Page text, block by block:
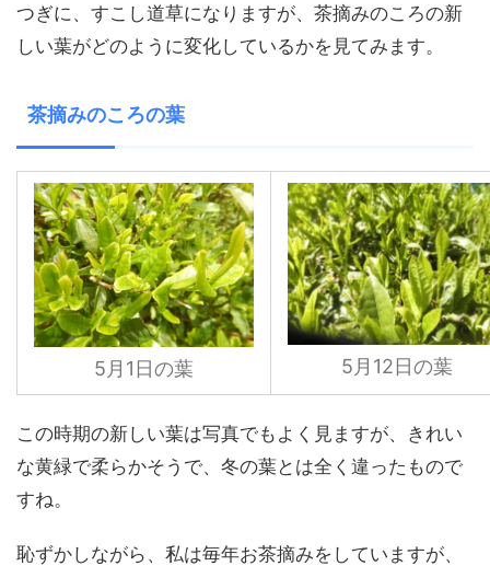
つぎに、すこし道草になりますが、茶摘みのころの新
しい葉がどのように変化しているかを見てみます。
茶摘みのころの葉
5月1日の葉 5月12日の葉
この時期の新しい葉は写真でもよく見ますが、きれい
な黄緑で柔らかそうで、冬の葉とは全く違ったもので
すね。
恥ずかしながら、私は毎年お茶摘みをしていますが、